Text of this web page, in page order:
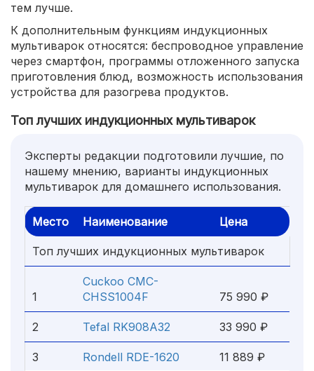
тем лучше.
К дополнительным функциям индукционных
мультиварок относятся: беспроводное управление
через смартфон, программы отложенного запуска
приготовления блюд, возможность использования
устройства для разогрева продуктов.
Топ лучших индукционных мультиварок
Эксперты редакции подготовили лучшие, по
нашему мнению, варианты индукционных
мультиварок для домашнего использования.
Место Наименование Цена
Топ лучших индукционных мультиварок
1
Cuckoo CMC-
CHSS1004F
75 990 ₽
2 Tefal RK908A32 33 990 ₽
3 Rondell RDE-1620 11 889 ₽